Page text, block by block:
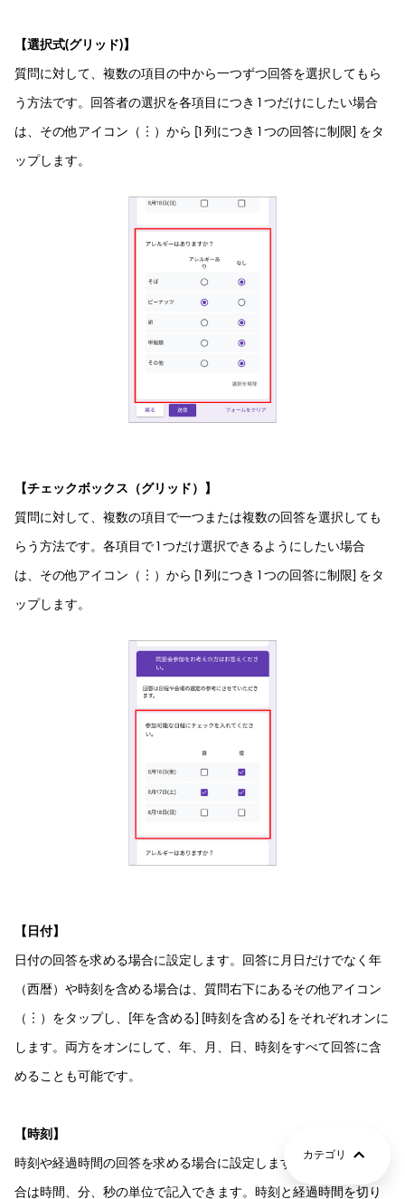
カテゴリ
【選択式(グリッド)】
質問に対して、複数の項目の中から一つずつ回答を選択してもら
う方法です。回答者の選択を各項目につき 1 つだけにしたい場合
は、その他アイコン（︙）から [1 列につき 1 つの回答に制限] をタ
ップします。
【チェックボックス（グリッド）】
質問に対して、複数の項目で一つまたは複数の回答を選択しても
らう方法です。各項目で 1 つだけ選択できるようにしたい場合
は、その他アイコン（︙）から [1 列につき 1 つの回答に制限] をタ
ップします。
【日付】
日付の回答を求める場合に設定します。回答に月日だけでなく年
（西暦）や時刻を含める場合は、質問右下にあるその他アイコン
（︙）をタップし、[年を含める] [時刻を含める] をそれぞれオンに
します。両方をオンにして、年、月、日、時刻をすべて回答に含
めることも可能です。
【時刻】
時刻や経過時間の回答を求める場合に設定します。経過時間の場
合は時間、分、秒の単位で記入できます。時刻と経過時間を切り